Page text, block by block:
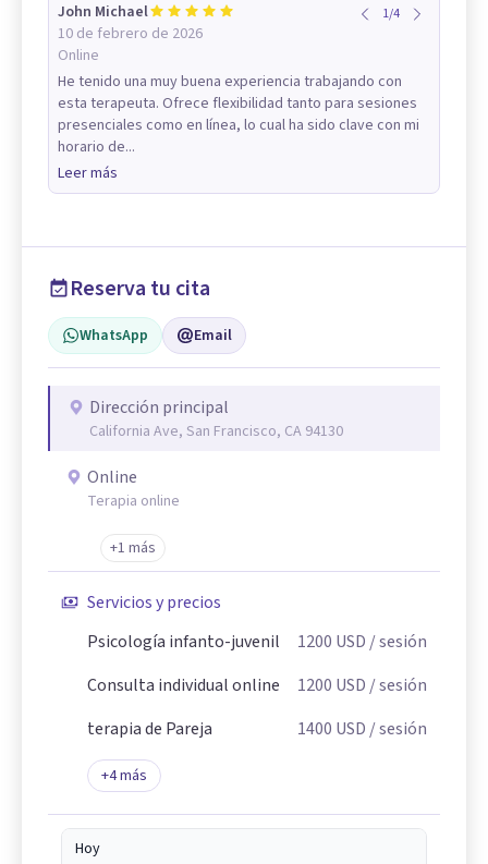
John Michael
10 de febrero de 2026
Online
1/4
He tenido una muy buena experiencia trabajando con
esta terapeuta. Ofrece flexibilidad tanto para sesiones
presenciales como en línea, lo cual ha sido clave con mi
horario de...
Leer más
Reserva tu cita
WhatsApp Email
Dirección principal
California Ave, San Francisco, CA 94130
Online
Terapia online
+1 más
Servicios y precios
Psicología infanto-juvenil
1200 USD/ sesión
Consulta individual online
1200 USD/ sesión
terapia de Pareja
1400 USD/ sesión
+4más
Hoy